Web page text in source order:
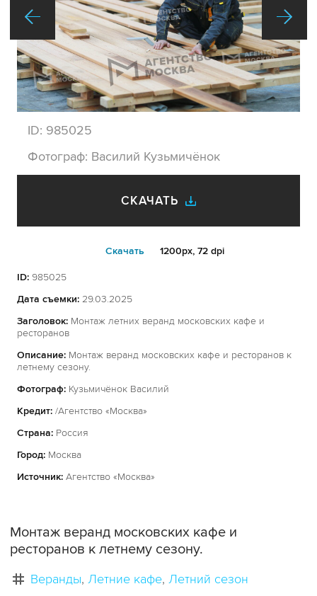
ID: 985025
Фотограф: Василий Кузьмичёнок
СКАЧАТЬ
Cкачать 1200px, 72 dpi
ID: 985025
Дата съемки: 29.03.2025
Заголовок: Монтаж летних веранд московских кафе и
ресторанов
Описание: Монтаж веранд московских кафе и ресторанов к
летнему сезону.
Фотограф: Кузьмичёнок Василий
Кредит: /Агентство «Москва»
Страна: Россия
Город: Москва
Источник: Агентство «Москва»
Монтаж веранд московских кафе и
ресторанов к летнему сезону.
Веранды Летние кафе Летний сезон